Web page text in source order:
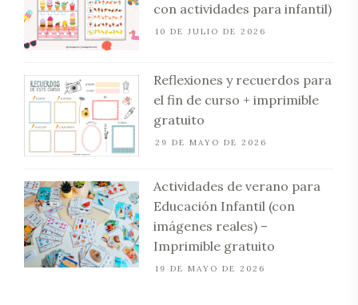
con actividades para infantil)
10 DE JULIO DE 2026
Reflexiones y recuerdos para
el fin de curso + imprimible
gratuito
29 DE MAYO DE 2026
Actividades de verano para
Educación Infantil (con
imágenes reales) –
Imprimible gratuito
19 DE MAYO DE 2026